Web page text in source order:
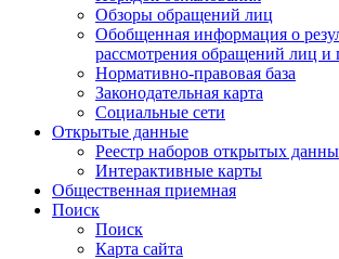
Обзоры обращений лиц
Обобщенная информация о
рассмотрения обращений лиц и
Нормативно-правовая база
Законодательная карта
Социальные сети
Открытые данные
Реестр наборов открытых
Интерактивные карты
Общественная приемная
Поиск
Поиск
Карта сайта